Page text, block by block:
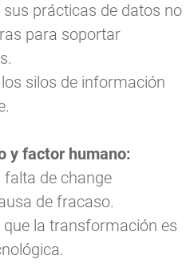
sus prácticas de datos no
para soportar
silos de información
y factor humano:
falta de change
de fracaso.
que la transformación es